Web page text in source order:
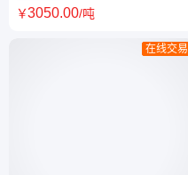
钢 盈日 Q345D热轧H型钢 加工
￥3050.00/吨
在线交易